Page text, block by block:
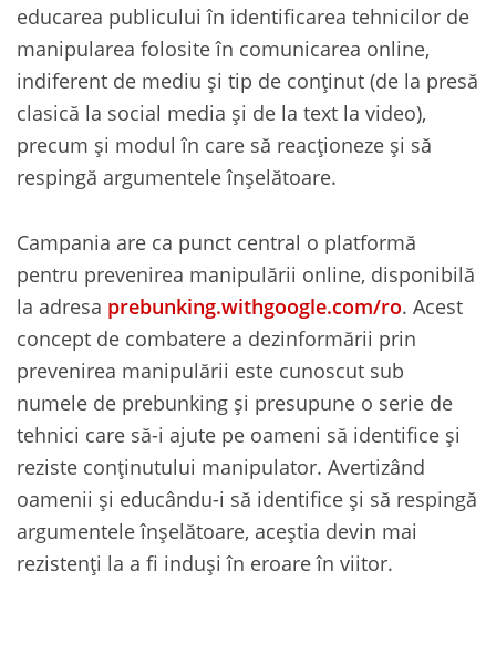
educarea publicului în identificarea tehnicilor de
manipularea folosite în comunicarea online,
indiferent de mediu și tip de conținut (de la presă
clasică la social media și de la text la video),
precum și modul în care să reacționeze și să
respingă argumentele înșelătoare.
Campania are ca punct central o platformă
pentru prevenirea manipulării online, disponibilă
la adresa prebunking.withgoogle.com/ro. Acest
concept de combatere a dezinformării prin
prevenirea manipulării este cunoscut sub
numele de prebunking și presupune o serie de
tehnici care să-i ajute pe oameni să identifice și
reziste conținutului manipulator. Avertizând
oamenii și educându-i să identifice și să respingă
argumentele înșelătoare, aceștia devin mai
rezistenți la a fi induși în eroare în viitor.